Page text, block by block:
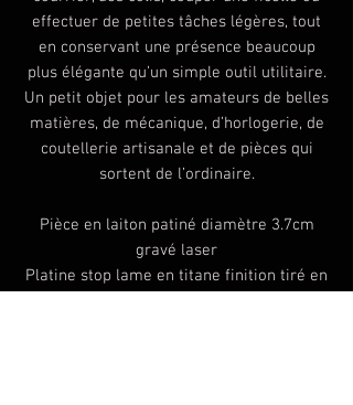
effectuer de petites tâches légères, tout
en conservant une présence beaucoup
plus élégante qu’un simple outil utilitaire.
Un petit objet pour les amateurs de belles
matières, de mécanique, d’horlogerie, de
coutellerie artisanale et de pièces qui
sortent de l’ordinaire.
Pièce en laiton patiné diamètre 3.7cm
gravé laser
Platine stop lame en titane finition tiré en